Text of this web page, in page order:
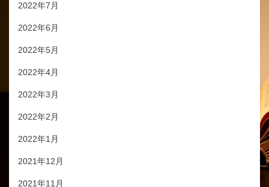
2022年7月
2022年6月
2022年5月
2022年4月
2022年3月
2022年2月
2022年1月
2021年12月
2021年11月